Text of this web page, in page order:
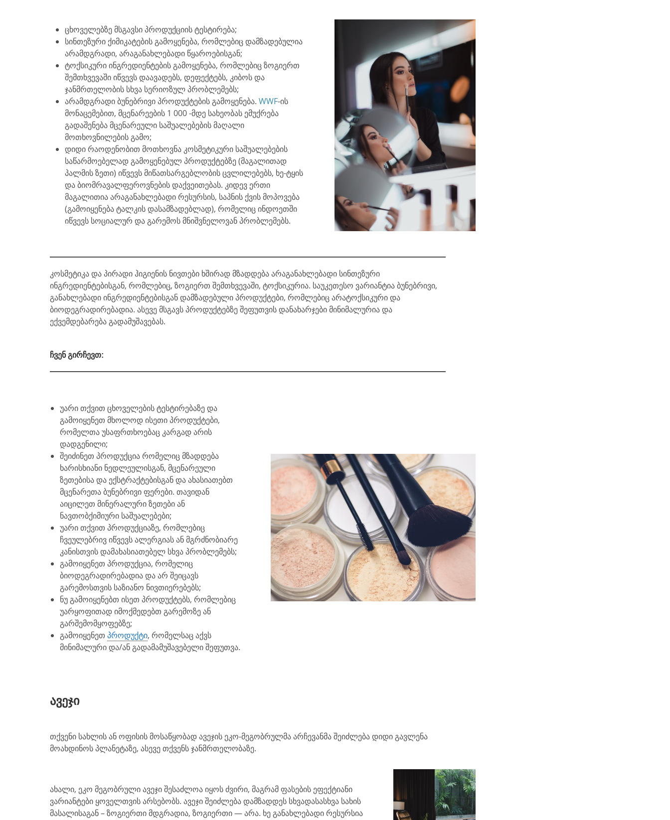
ცხოველებზე მსგავსი პროდუქციის ტესტირება;
სინთეზური ქიმიკატების გამოყენება, რომლებიც დამზადებულია
არამდგრადი, არაგანახლებადი წყაროებისგან;
ტოქსიკური ინგრედიენტების გამოყენება, რომლებიც ზოგიერთ
შემთხვევაში იწვევს დაავადებს, დეფექტებს, კიბოს და
ჯანმრთელობის სხვა სერიოზულ პრობლემებს;
არამდგრადი ბუნებრივი პროდუქტების გამოყენება.WWF-ის
მონაცემებით, მცენარეების 1 000 -მდე სახეობას ემუქრება
გადაშენება მცენარეული საშუალებების მაღალი
მოთხოვნილების გამო;
დიდი რაოდენობით მოთხოვნა კოსმეტიკური საშუალებების
საწარმოებელად გამოყენებულ პროდუქტებზე (მაგალითად
პალმის ზეთი) იწვევს მიწათსარგებლობის ცვლილებებს, ხე-ტყის
და ბიომრავალფეროვნების დაქვეითებას. კიდევ ერთი
მაგალითია არაგანახლებადი რესურსის, საპნის ქვის მოპოვება
(გამოიყენება ტალკის დასამზადებლად), რომელიც ინდოეთში
იწვევს სოციალურ და გარემოს მნიშვნელოვან პრობლემებს.
კოსმეტიკა და პირადი ჰიგიენის ნივთები ხშირად მზადდება არაგანახლებადი სინთეზური
ინგრედიენტებისგან, რომლებიც, ზოგიერთ შემთხვევაში, ტოქსიკურია. საუკეთესო ვარიანტია ბუნებრივი,
განახლებადი ინგრედიენტებისგან დამზადებული პროდუქტები, რომლებიც არატოქსიკური და
ბიოდეგრადირებადია. ასევე მსგავს პროდუქტებზე შეფუთვის დანახარჯები მინიმალურია და
ექვემდებარება გადამუშავებას.
ჩვენ გირჩევთ:
უარი თქვით ცხოველების ტესტირებაზე და
გამოიყენეთ მხოლოდ ისეთი პროდუქტები,
რომელთა უსაფრთხოებაც კარგად არის
დადგენილი;
შეიძინეთ პროდუქცია რომელიც მზადდება
ხარისხიანი ნედლეულისგან, მცენარეული
ზეთებისა და ექსტრაქტებისგან და ახასიათებთ
მცენარეთა ბუნებრივი ფერები. თავიდან
აიცილეთ მინერალური ზეთები ან
ნავთობქიმიური საშუალებები;
უარი თქვით პროდუქციაზე, რომლებიც
ჩვეულებრივ იწვევს ალერგიას ან მგრძნობიარე
კანისთვის დამახასიათებელ სხვა პრობლემებს;
გამოიყენეთ პროდუქცია, რომელიც
ბიოდეგრადირებადია და არ შეიცავს
გარემოსთვის საზიანო ნივთიერებებს;
ნუ გამოიყენებთ ისეთ პროდუქტებს, რომლებიც
უარყოფითად იმოქმედებთ გარემოზე ან
გარშემომყოფებზე;
გამოიყენეთპროდუქტი, რომელსაც აქვს
მინიმალური და/ან გადამამუშავებელი შეფუთვა.
ავეჯი
თქვენი სახლის ან ოფისის მოსაწყობად ავეჯის ეკო-მეგობრულმა არჩევანმა შეიძლება დიდი გავლენა
მოახდინოს პლანეტაზე, ასევე თქვენს ჯანმრთელობაზე.
ახალი, ეკო მეგობრული ავეჯი შესაძლოა იყოს ძვირი, მაგრამ ფასების ეფექტიანი
ვარიანტები ყოველთვის არსებობს. ავეჯი შეიძლება დამზადდეს სხვადასასხვა სახის
მასალისაგან – ზოგიერთი მდგრადია, ზოგიერთი — არა. ხე განახლებადი რესურსია